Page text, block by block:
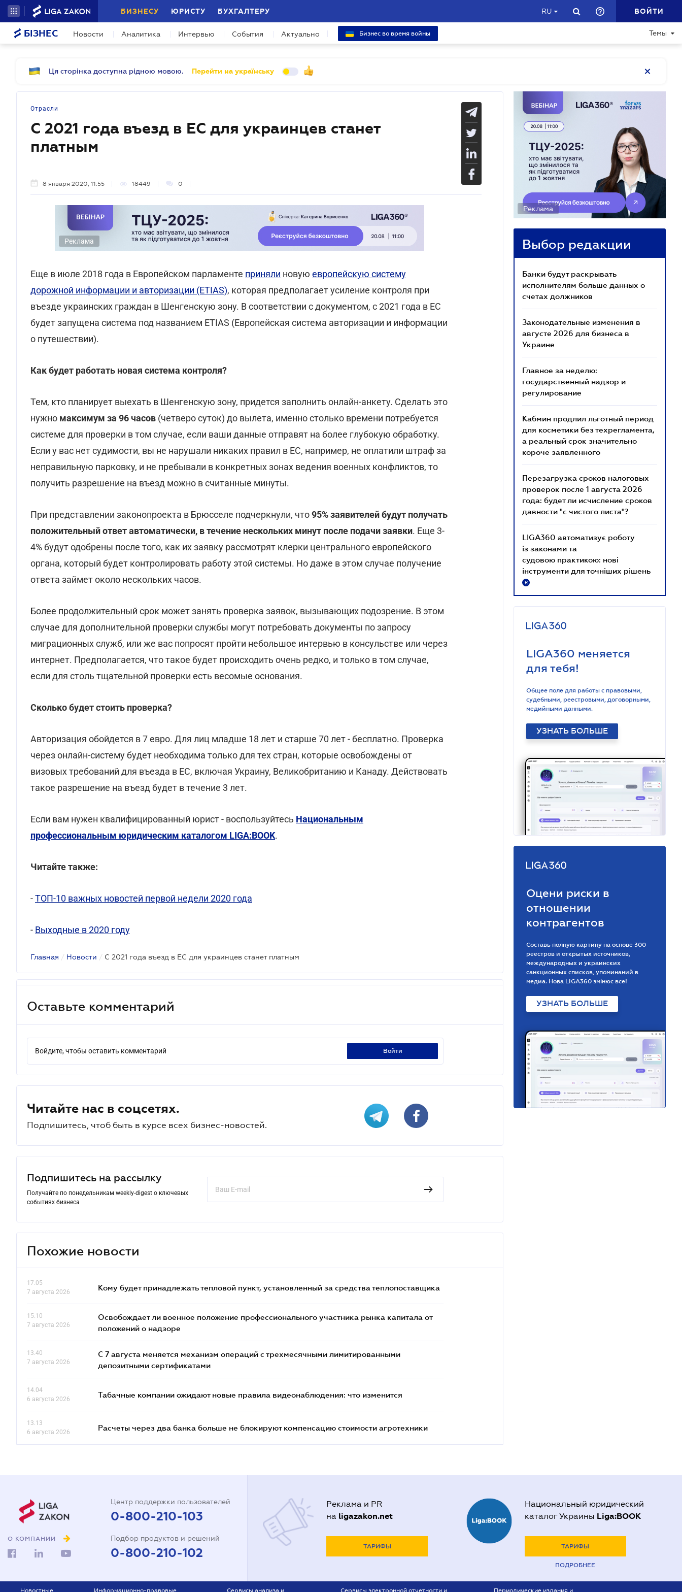
БИЗНЕСУ ЮРИСТУ БУХГАЛТЕРУ RU ВОЙТИ
БІЗНЕС Новости Аналитика Интервью События Актуально Бизнес во время войны Темы
Ця сторінка доступна рідною мовою. Перейти на українську
Отрасли
С 2021 года въезд в ЕС для украинцев станет
платным
8 января 2020, 11:55 18449 0
Реклама
Еще в июле 2018 года в Европейском парламенте приняли новую европейскую систему
дорожной информации и авторизации (ETIAS), которая предполагает усиление контроля при
въезде украинских граждан в Шенгенскую зону. В соответствии с документом, с 2021 года в ЕС
будет запущена система под названием ETIAS (Европейская система авторизации и информации
о путешествии).
Как будет работать новая система контроля?
Тем, кто планирует выехать в Шенгенскую зону, придется заполнить онлайн-анкету. Сделать это
нужно максимум за 96 часов (четверо суток) до вылета, именно столько времени потребуется
системе для проверки в том случае, если ваши данные отправят на более глубокую обработку.
Если у вас нет судимости, вы не нарушали никаких правил в ЕС, например, не оплатили штраф за
неправильную парковку, и не пребывали в конкретных зонах ведения военных конфликтов, то
получить разрешение на въезд можно в считанные минуты.
При представлении законопроекта в Брюсселе подчеркнули, что95% заявителей будут получать
положительный ответ автоматически, в течение нескольких минут после подачи заявки. Еще 3-
4% будут одобрены после того, как их заявку рассмотрят клерки центрального европейского
органа, который будет контролировать работу этой системы. Но даже в этом случае получение
ответа займет около нескольких часов.
Более продолжительный срок может занять проверка заявок, вызывающих подозрение. В этом
случае для дополнительной проверки службы могут потребовать документы по запросу
миграционных служб, или же вас попросят пройти небольшое интервью в консульстве или через
интернет. Предполагается, что такое будет происходить очень редко, и только в том случае,
если для столь тщательной проверки есть весомые основания.
Сколько будет стоить проверка?
Авторизация обойдется в 7 евро. Для лиц младше 18 лет и старше 70 лет - бесплатно. Проверка
через онлайн-систему будет необходима только для тех стран, которые освобождены от
визовых требований для въезда в ЕС, включая Украину, Великобританию и Канаду. Действовать
такое разрешение на въезд будет в течение 3 лет.
Если вам нужен квалифицированный юрист - воспользуйтесь Национальным
профессиональным юридическим каталогом LIGA:BOOK.
Читайте также:
-ТОП-10 важных новостей первой недели 2020 года
- Выходные в 2020 году
Главная / Новости / С 2021 года въезд в ЕС для украинцев станет платным
Оставьте комментарий
Войдите, чтобы оставить комментарий войти
Читайте нас в соцсетях.
Подпишитесь, чтоб быть в курсе всех бизнес-новостей.
Подпишитесь на рассылку
Получайте по понедельникам weekly-digest о ключевых
событиях бизнеса
Похожие новости
17.05
7 августа 2026
Кому будет принадлежать тепловой пункт, установленный за средства теплопоставщика
15.10
7 августа 2026
Освобождает ли военное положение профессионального участника рынка капитала от
положений о надзоре
13.40
7 августа 2026
С 7 августа меняется механизм операций с трехмесячными лимитированными
депозитными сертификатами
14.04
6 августа 2026
Табачные компании ожидают новые правила видеонаблюдения: что изменится
13.13
6 августа 2026
Расчеты через два банка больше не блокируют компенсацию стоимости агротехники
Реклама
Выбор редакции
Банки будут раскрывать
исполнителям больше данных о
счетах должников
Законодательные изменения в
августе 2026 для бизнеса в
Украине
Главное за неделю:
государственный надзор и
регулирование
Кабмин продлил льготный период
для косметики без техрегламента,
а реальный срок значительно
короче заявленного
Перезагрузка сроков налоговых
проверок после 1 августа 2026
года: будет ли исчисление сроков
давности "с чистого листа"?
LIGA360 автоматизує роботу
із законами та
судовою практикою: нові
інструменти для точніших рішень
R
LIGA360 меняется
для тебя!
Общее поле для работы с правовыми,
судебными, реестровыми, договорными,
медийными данными.
УЗНАТЬ БОЛЬШЕ
Оцени риски в
отношении
контрагентов
Составь полную картину на основе 300
реестров и открытых источников,
международных и украинских
санкционных списков, упоминаний в
медиа. Нова LIGA360 змінює все!
УЗНАТЬ БОЛЬШЕ
О КОМПАНИИ
Центр поддержки пользователей
0-800-210-103
Подбор продуктов и решений
0-800-210-102
Реклама и PR
на ligazakon.net
ТАРИФЫ
Национальный юридический
каталог Украины Liga:BOOK
ТАРИФЫ
ПОДРОБНЕЕ
Новостные Информационно-правовые Сервисы анализа и Сервисы электронной отчетности и Периодические издания и